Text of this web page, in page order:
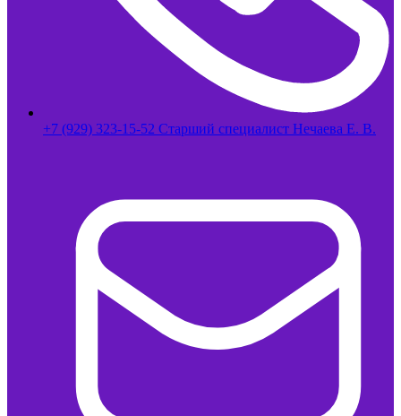
+7 (929) 323-15-52 Старший специалист Нечаева Е. В.